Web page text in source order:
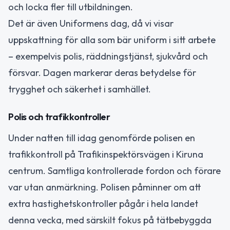
och locka fler till utbildningen.
Det är även Uniformens dag, då vi visar
uppskattning för alla som bär uniform i sitt arbete
– exempelvis polis, räddningstjänst, sjukvård och
försvar. Dagen markerar deras betydelse för
trygghet och säkerhet i samhället.
Polis och trafikkontroller
Under natten till idag genomförde polisen en
trafikkontroll på Trafikinspektörsvägen i Kiruna
centrum. Samtliga kontrollerade fordon och förare
var utan anmärkning. Polisen påminner om att
extra hastighetskontroller pågår i hela landet
denna vecka, med särskilt fokus på tätbebyggda